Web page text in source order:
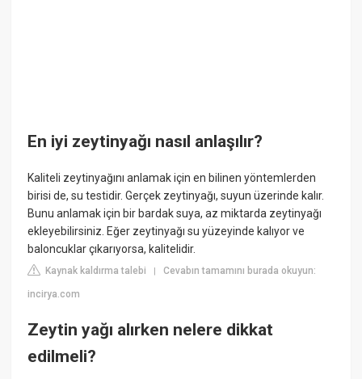
En iyi zeytinyağı nasıl anlaşılır?
Kaliteli zeytinyağını anlamak için en bilinen yöntemlerden
birisi de, su testidir. Gerçek zeytinyağı, suyun üzerinde kalır.
Bunu anlamak için bir bardak suya, az miktarda zeytinyağı
ekleyebilirsiniz. Eğer zeytinyağı su yüzeyinde kalıyor ve
baloncuklar çıkarıyorsa, kalitelidir.
Kaynak kaldırma talebi |Cevabın tamamını burada okuyun:
incirya.com
Zeytin yağı alırken nelere dikkat
edilmeli?